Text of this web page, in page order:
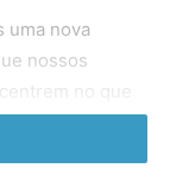
uma nova
nossos
no que
nova estratégia
clientes,